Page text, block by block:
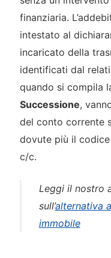
finanziaria.
intestato al
incaricato della
identificati dal
quando si compila
Successione,
del conto corrente
dovute più il
c/c.
Leggi il nostro
sull’alternativa
immobile